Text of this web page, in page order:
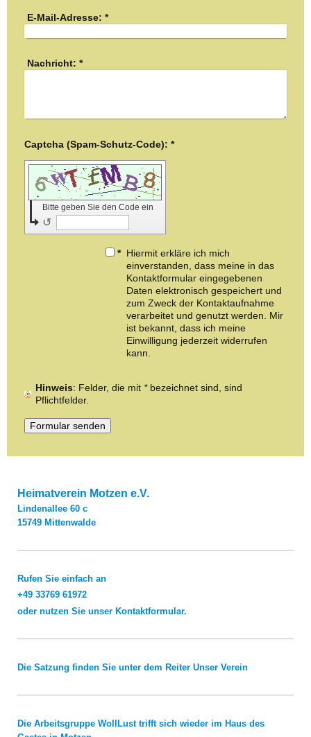
E-Mail-Adresse: *
Nachricht: *
Captcha (Spam-Schutz-Code): *
Bitte geben Sie den Code ein
↺
* Hiermit erkläre ich mich
einverstanden, dass meine in das
Kontaktformular eingegebenen
Daten elektronisch gespeichert und
zum Zweck der Kontaktaufnahme
verarbeitet und genutzt werden. Mir
ist bekannt, dass ich meine
Einwilligung jederzeit widerrufen
kann.
Hinweis : Felder, die mit *bezeichnet sind, sind
Pflichtfelder.
Heimatverein Motzen e.V.
Lindenallee 60 c
15749 Mittenwalde
Rufen Sie einfach an
+49 33769 61972
oder nutzen Sie unser Kontaktformular.
Die Satzung finden Sie unter dem Reiter Unser Verein
Die Arbeitsgruppe WollLust trifft sich wieder im Haus des